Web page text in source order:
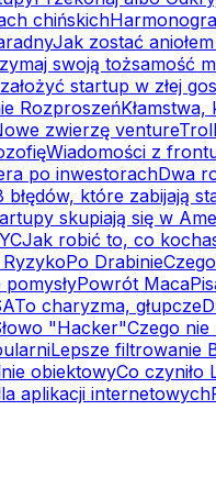
chińskich
Jak zostać
swoją tożsamość
startup w złej
Rozproszeń
zwierzę venture
Wiadomości z
po inwestorachDwa
błędów, które zabijają
skupiają się w
Jak robić to, co
Po Drabinie
Powrót Maca
To charyzma, głupcze
"Hacker"Czego
Lepsze filtrowanie
obiektowyCo czyniło
aplikacji internetowych